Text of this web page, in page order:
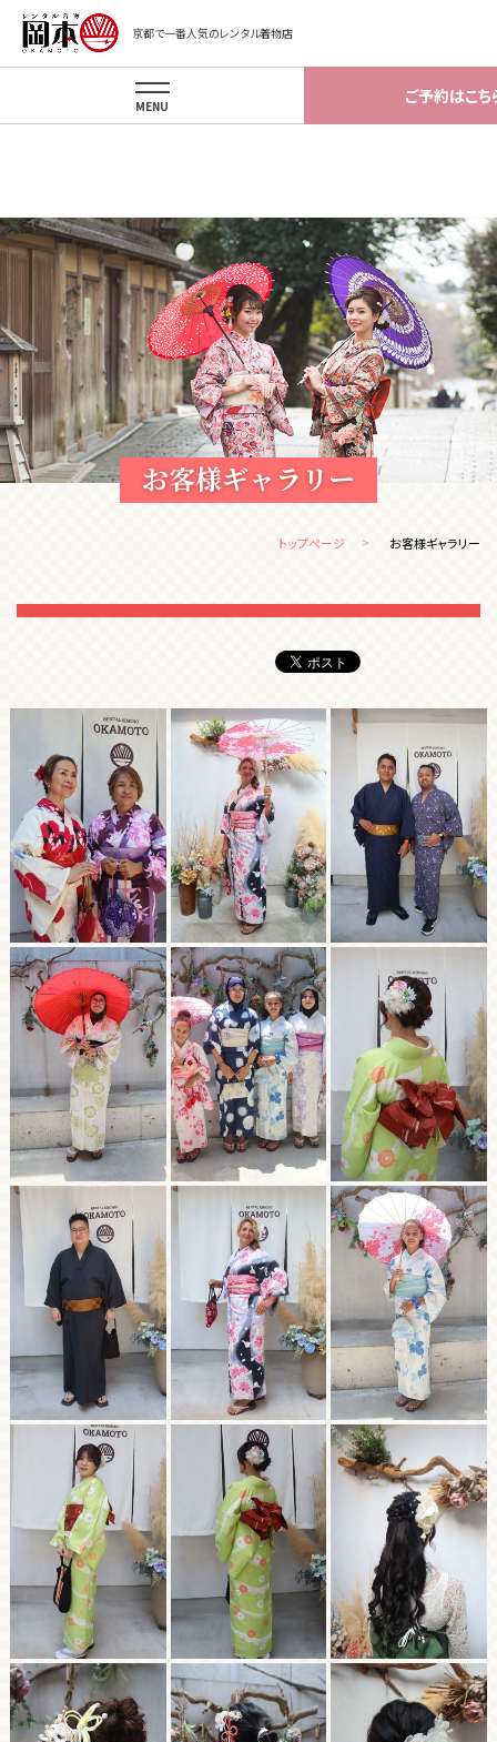
Warning: Invalid argument supplied for foreach() in
/home/okamotokyoto/okamotokyoto.xsrv.jp/app/template/
京都で一番人気のレンタル着物店
ご予約はこち
MENU
お客様ギャラリー
トップページ お客様ギャラリー